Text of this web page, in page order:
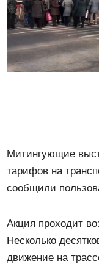
Митингующие
тарифов на
сообщили
Акция проходит
Несколько
движение на